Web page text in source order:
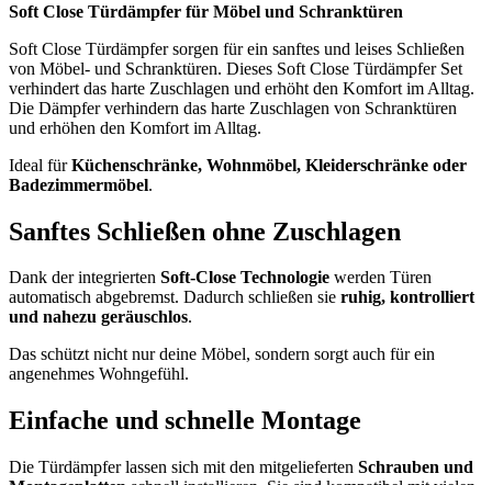
Soft Close Türdämpfer für Möbel und Schranktüren
Soft Close Türdämpfer sorgen für ein sanftes und leises Schließen
von Möbel- und Schranktüren. Dieses Soft Close Türdämpfer Set
verhindert das harte Zuschlagen und erhöht den Komfort im Alltag.
Die Dämpfer verhindern das harte Zuschlagen von Schranktüren
und erhöhen den Komfort im Alltag.
Ideal fürKüchenschränke, Wohnmöbel, Kleiderschränke oder
Badezimmermöbel.
Sanftes Schließen ohne Zuschlagen
Dank der integrierten Soft-Close Technologie werden Türen
automatisch abgebremst. Dadurch schließen sie ruhig, kontrolliert
und nahezu geräuschlos.
Das schützt nicht nur deine Möbel, sondern sorgt auch für ein
angenehmes Wohngefühl.
Einfache und schnelle Montage
Die Türdämpfer lassen sich mit den mitgelieferten Schrauben und